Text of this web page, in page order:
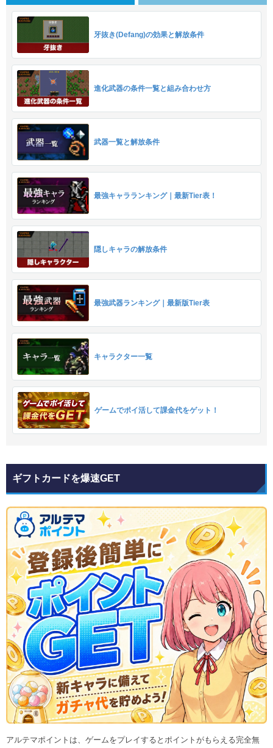
牙抜き(Defang)の効果と解放条件
進化武器の条件一覧と組み合わせ方
武器一覧と解放条件
最強キャラランキング｜最新Tier表！
隠しキャラの解放条件
最強武器ランキング｜最新版Tier表
キャラクター一覧
ゲームでポイ活して課金代をゲット！
ギフトカードを爆速GET
アルテマポイントは、ゲームをプレイするとポイントがもらえる完全無